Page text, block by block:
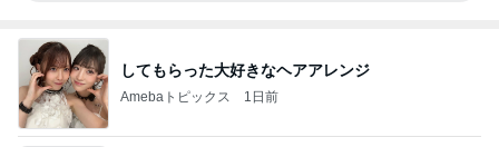
してもらった大好きなヘアアレンジ
Amebaトピックス 1日前